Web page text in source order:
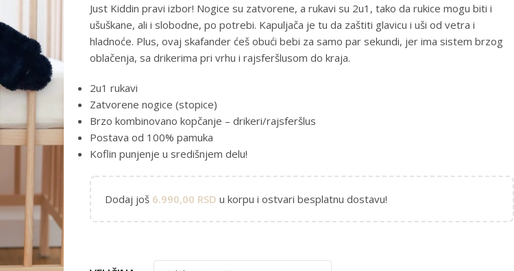
Just Kiddin pravi izbor! Nogice su zatvorene, a rukavi su 2u1, tako da rukice mogu biti i
ušuškane, ali i slobodne, po potrebi. Kapuljača je tu da zaštiti glavicu i uši od vetra i
hladnoće. Plus, ovaj skafander ćeš obući bebi za samo par sekundi, jer ima sistem brzog
oblačenja, sa drikerima pri vrhu i rajsferšlusom do kraja.
2u1 rukavi
Zatvorene nogice (stopice)
Brzo kombinovano kopčanje – drikeri/rajsferšlus
Postava od 100% pamuka
Koflin punjenje u središnjem delu!
Dodaj još 6.990,00 RSD u korpu i ostvari besplatnu dostavu!
Alternative: